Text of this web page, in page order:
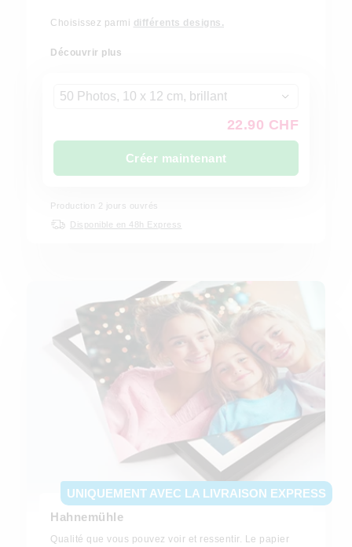
Choisissez parmi différents designs.
Découvrir plus
50 Photos, 10 x 12 cm, brillant
22.90 CHF
Créer maintenant
Production 2 jours ouvrés
Disponible en 48h Express
UNIQUEMENT AVEC LA LIVRAISON EXPRESS
Hahnemühle
Qualité que vous pouvez voir et ressentir. Le papier